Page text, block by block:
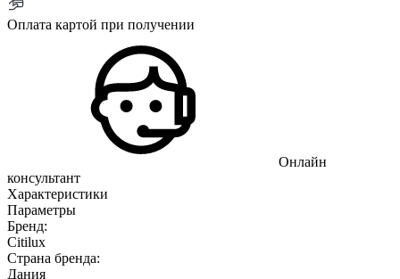
Оплата картой при получении
Онлайн
консультант
Характеристики
Параметры
Бренд:
Citilux
Страна бренда:
Дания